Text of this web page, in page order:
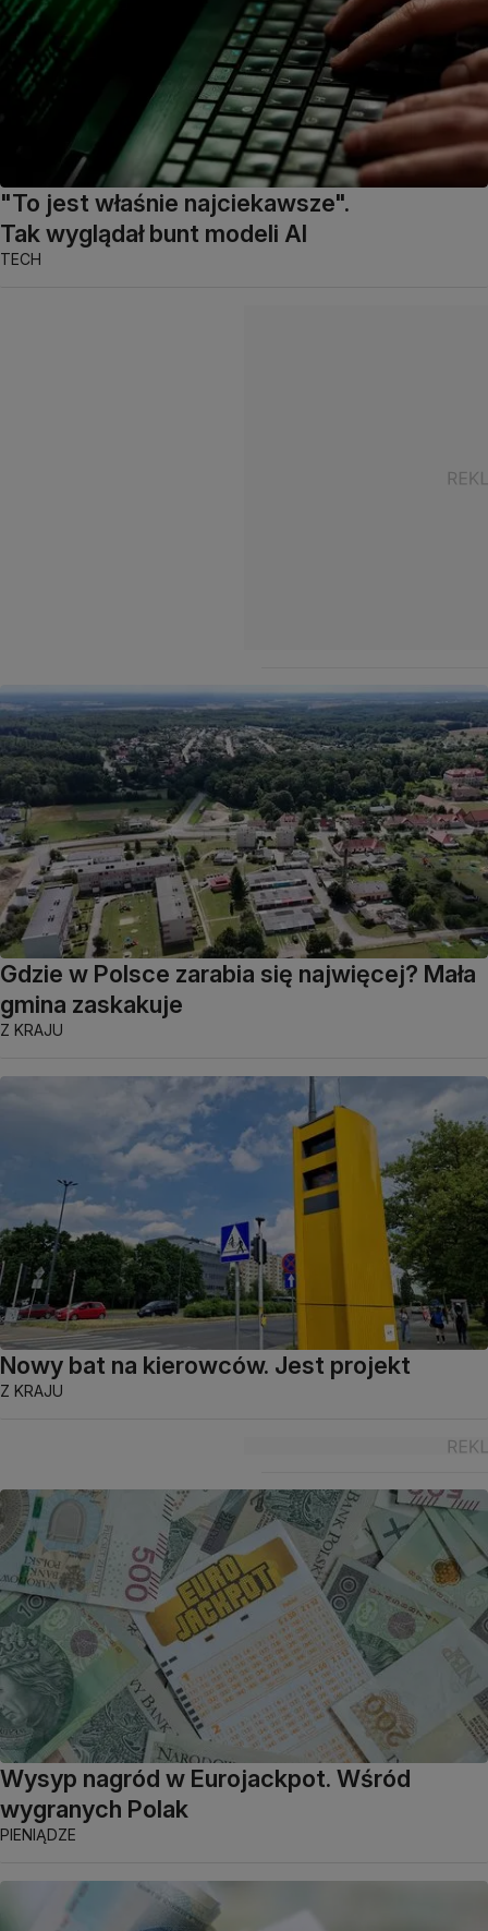
"To jest właśnie najciekawsze".
Tak wyglądał bunt modeli AI
TECH
Gdzie w Polsce zarabia się najwięcej? Mała
gmina zaskakuje
Z KRAJU
Nowy bat na kierowców. Jest projekt
Z KRAJU
Wysyp nagród w Eurojackpot. Wśród
wygranych Polak
PIENIĄDZE